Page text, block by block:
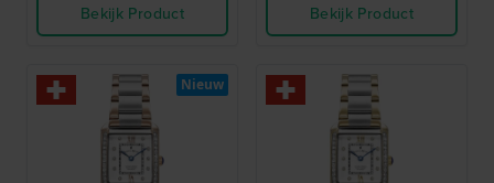
Bekijk Product
Bekijk Product
Nieuw